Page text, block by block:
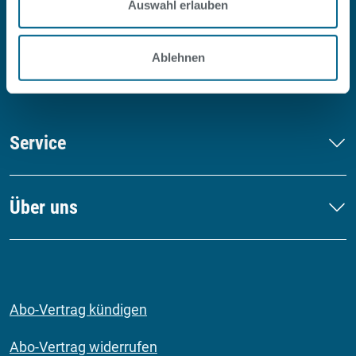
Auswahl erlauben
Ablehnen
InstagramYoutube
Service
Über uns
Abo-Vertrag kündigen
Abo-Vertrag widerrufen